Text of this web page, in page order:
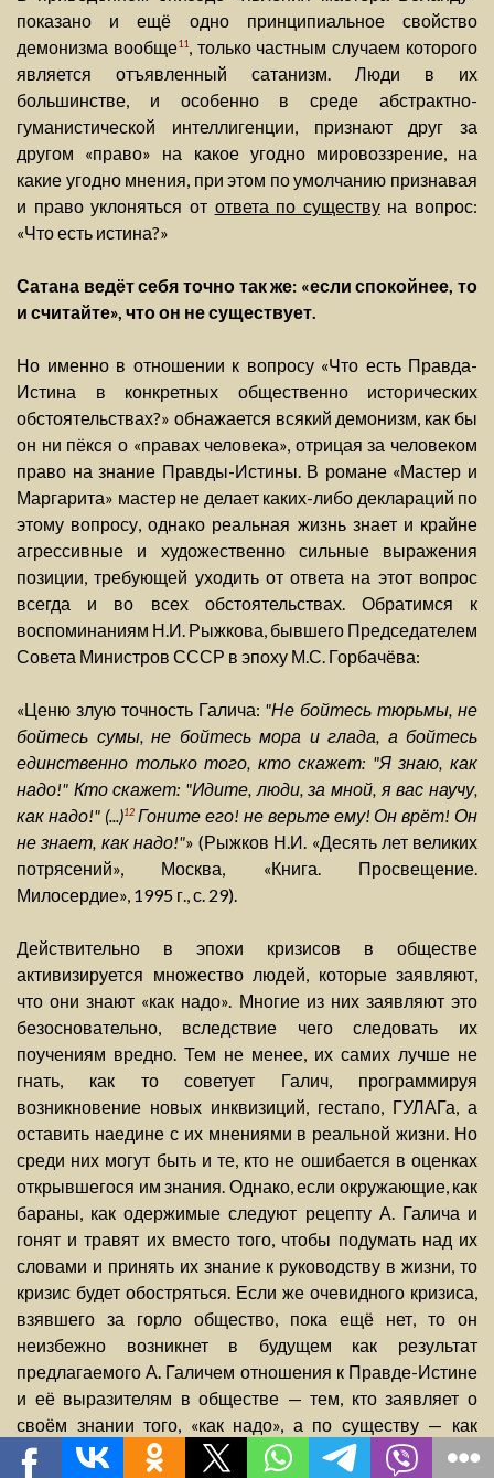
показано и ещё одно принципиальное свойство
демонизма вообще11, только частным случаем которого
является отъявленный сатанизм. Люди в их
большинстве, и особенно в среде абстрактно-
гуманистической интеллигенции, признают друг за
другом «право» на какое угодно мировоззрение, на
какие угодно мнения, при этом по умолчанию признавая
и право уклоняться от ответа по существуна вопрос:
«Что есть истина?»
Сатана ведёт себя точно так же: «если спокойнее, то
и считайте», что он не существует.
Но именно в отношении к вопросу «Что есть Правда-
Истина в конкретных общественно исторических
обстоятельствах?» обнажается всякий демонизм, как бы
он ни пёкся о «правах человека», отрицая за человеком
право на знание Правды-Истины. В романе «Мастер и
Маргарита» мастер не делает каких-либо деклараций по
этому вопросу, однако реальная жизнь знает и крайне
агрессивные и художественно сильные выражения
позиции, требующей уходить от ответа на этот вопрос
всегда и во всех обстоятельствах. Обратимся к
воспоминаниям Н.И. Рыжкова, бывшего Председателем
Совета Министров СССР в эпоху М.С. Горбачёва:
«Ценю злую точность Галича: "Не бойтесь тюрьмы, не
бойтесь сумы, не бойтесь мора и глада, а бойтесь
единственно только того, кто скажет: "Я знаю, как
надо!" Кто скажет: "Идите, люди, за мной, я вас научу,
как надо!" (...)12Гоните его! не верьте ему! Он врёт! Он
не знает, как надо!"» (Рыжков Н.И. «Десять лет великих
потрясений», Москва, «Книга. Просвещение.
Милосердие», 1995 г., с. 29).
Действительно в эпохи кризисов в обществе
активизируется множество людей, которые заявляют,
что они знают «как надо». Многие из них заявляют это
безосновательно, вследствие чего следовать их
поучениям вредно. Тем не менее, их самих лучше не
гнать, как то советует Галич, программируя
возникновение новых инквизиций, гестапо, ГУЛАГа, а
оставить наедине с их мнениями в реальной жизни. Но
среди них могут быть и те, кто не ошибается в оценках
открывшегося им знания. Однако, если окружающие, как
бараны, как одержимые следуют рецепту А. Галича и
гонят и травят их вместо того, чтобы подумать над их
словами и принять их знание к руководству в жизни, то
кризис будет обостряться. Если же очевидного кризиса,
взявшего за горло общество, пока ещё нет, то он
неизбежно возникнет в будущем как результат
предлагаемого А. Галичем отношения к Правде-Истине
и её выразителям в обществе — тем, кто заявляет о
своём знании того, «как надо», а по существу — как
до́лжно.